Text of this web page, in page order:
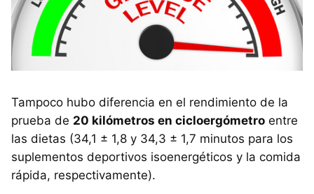
Tampoco hubo diferencia en el rendimiento de la
prueba de 20 kilómetros en cicloergómetro entre
las dietas (34,1 ± 1,8 y 34,3 ± 1,7 minutos para los
suplementos deportivos isoenergéticos y la comida
rápida, respectivamente).